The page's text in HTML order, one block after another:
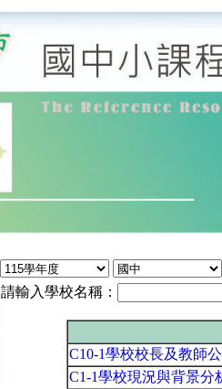
請輸入學校名稱：
C10-1學校校長及教師
C1-1學校現況與背景分